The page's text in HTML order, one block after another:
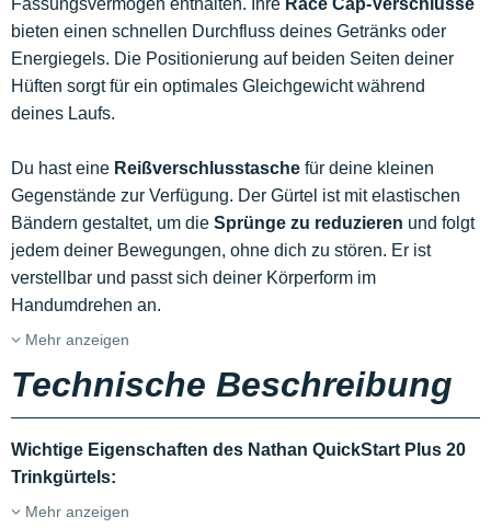
Fassungsvermögen enthalten. Ihre Race Cap-Verschlüsse
bieten einen schnellen Durchfluss deines Getränks oder
Energiegels. Die Positionierung auf beiden Seiten deiner
Hüften sorgt für ein optimales Gleichgewicht während
deines Laufs.
Du hast eine Reißverschlusstasche für deine kleinen
Gegenstände zur Verfügung. Der Gürtel ist mit elastischen
Bändern gestaltet, um die Sprünge zu reduzieren und folgt
jedem deiner Bewegungen, ohne dich zu stören. Er ist
verstellbar und passt sich deiner Körperform im
Handumdrehen an.
Mehr anzeigen
Technische Beschreibung
Wichtige Eigenschaften des Nathan QuickStart Plus 20
Trinkgürtels:
Mehr anzeigen